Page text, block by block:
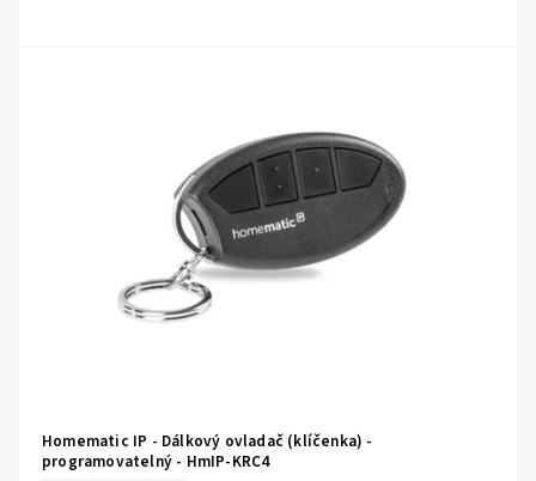
Homematic IP - Dálkový ovladač (klíčenka) -
programovatelný - HmIP-KRC4